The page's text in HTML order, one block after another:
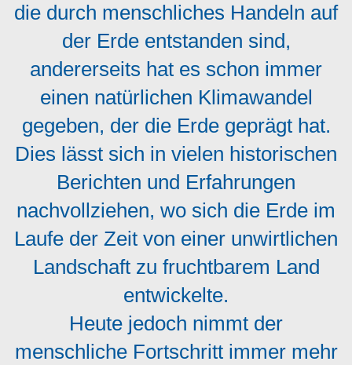
die durch menschliches Handeln auf
der Erde entstanden sind,
andererseits hat es schon immer
einen natürlichen Klimawandel
gegeben, der die Erde geprägt hat.
Dies lässt sich in vielen historischen
Berichten und Erfahrungen
nachvollziehen, wo sich die Erde im
Laufe der Zeit von einer unwirtlichen
Landschaft zu fruchtbarem Land
entwickelte.
Heute jedoch nimmt der
menschliche Fortschritt immer mehr